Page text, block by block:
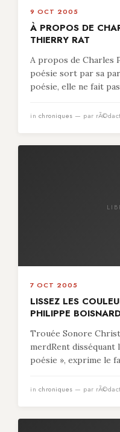
9 OCT 2005
À PROPOS DE
THIERRY RAT
A propos de Charles
poésie sort par sa
poésie, elle ne fait
in chroniques — par
7 OCT 2005
LISSEZ LES
PHILIPPE
Trouée Sonore
merdRent disséquant
poésie », exprime le
in chroniques — par